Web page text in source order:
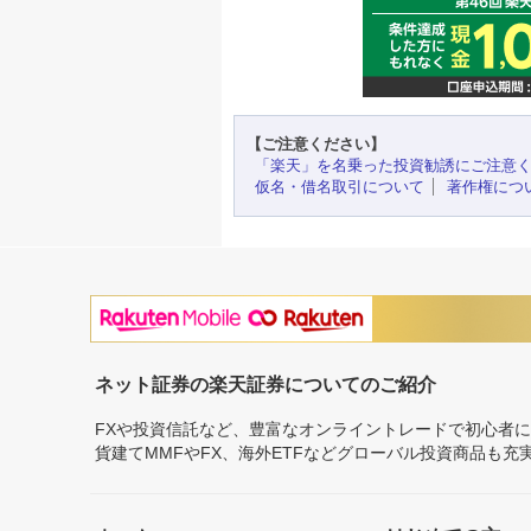
【ご注意ください】
「楽天」を名乗った投資勧誘にご注意
仮名・借名取引について
著作権につ
ネット証券の楽天証券についてのご紹介
FXや投資信託など、豊富なオンライントレードで初心者
貨建てMMFやFX、海外ETFなどグローバル投資商品も充